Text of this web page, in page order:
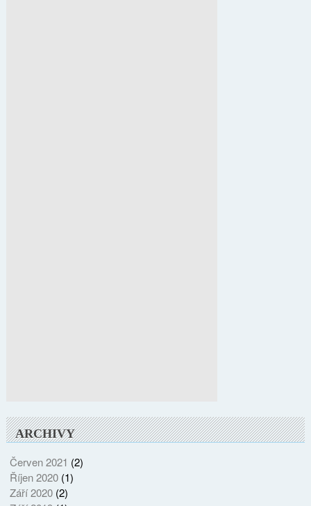
ARCHIVY
Červen 2021 (2)
Říjen 2020(1)
Září 2020(2)